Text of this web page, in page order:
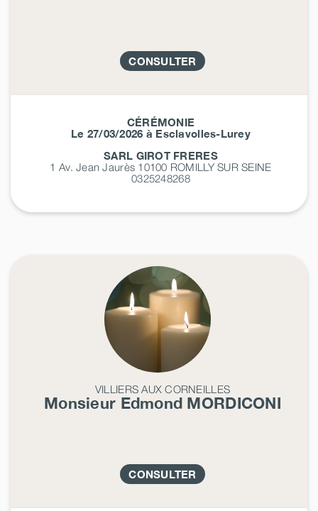
CONSULTER
CÉRÉMONIE
Le 27/03/2026 à Esclavolles-Lurey
SARL GIROT FRERES
1 Av. Jean Jaurès 10100 ROMILLY SUR SEINE
0325248268
VILLIERS AUX CORNEILLES
Monsieur Edmond MORDICONI
CONSULTER